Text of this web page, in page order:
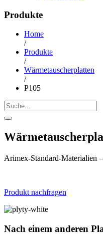
Produkte
Home
/
Produkte
/
Wärmetauscherplatten
/
P105
Arimex-Standard-Materialien
Produkt nachfragen
Nach einem anderen